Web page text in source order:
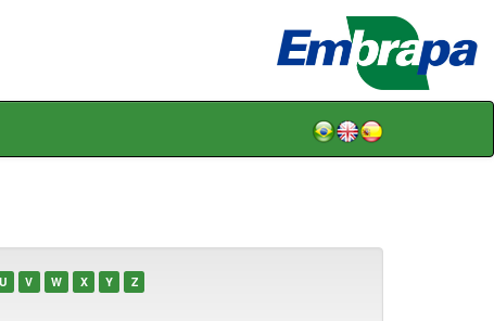
U V W X Y Z